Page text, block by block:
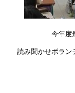
今年度
読み聞かせボラン